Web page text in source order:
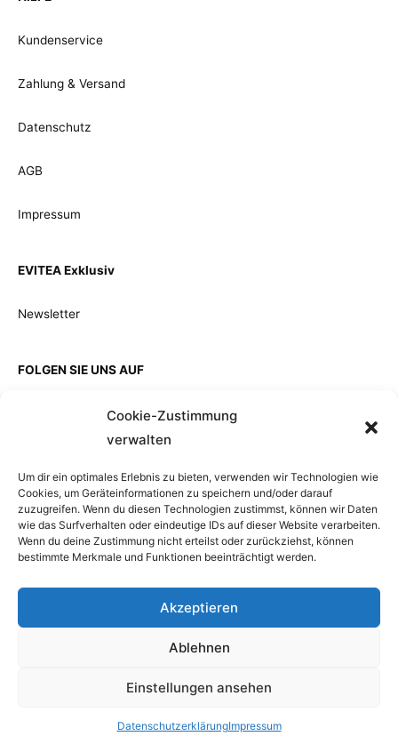
Cookie-Zustimmung
verwalten
Um dir ein optimales Erlebnis zu bieten, verwenden wir Technologien wie
Cookies, um Geräteinformationen zu speichern und/oder darauf
zuzugreifen. Wenn du diesen Technologien zustimmst, können wir Daten
wie das Surfverhalten oder eindeutige IDs auf dieser Website verarbeiten.
Wenn du deine Zustimmung nicht erteilst oder zurückziehst, können
bestimmte Merkmale und Funktionen beeinträchtigt werden.
Akzeptieren
Ablehnen
Einstellungen ansehen
DatenschutzerklärungImpressum
Kundenservice
Zahlung & Versand
Datenschutz
AGB
Impressum
EVITEA Exklusiv
Newsletter
FOLGEN SIE UNS AUF
Copyright © 2026 BlueHarbour GmbH, a company of